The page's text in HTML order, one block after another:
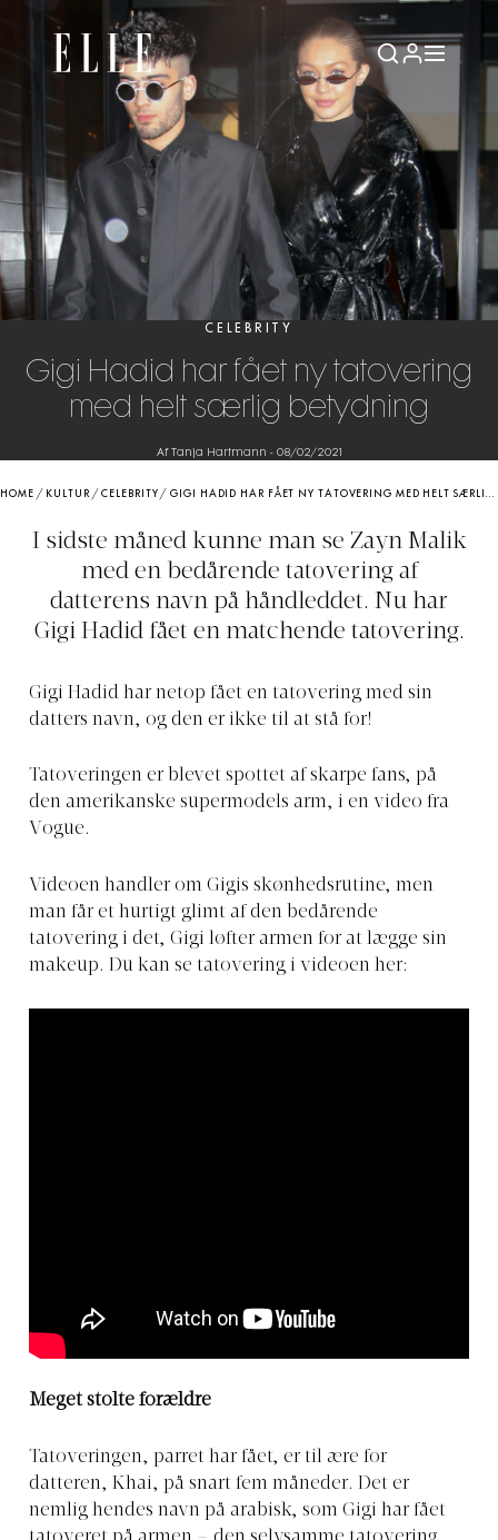
CELEBRITY
Gigi Hadid har fået ny tatovering
med helt særlig betydning
Af Tanja Hartmann - 08/02/2021
HOME / KULTUR /CELEBRITY /GIGI HADID HAR FÅET NY TATOVERING MED HELT SÆRLIG BETYDNING
I sidste måned kunne man se Zayn Malik
med en bedårende tatovering af
datterens navn på håndleddet. Nu har
Gigi Hadid fået en matchende tatovering.
Gigi Hadid har netop fået en tatovering med sin
datters navn, og den er ikke til at stå for!
Tatoveringen er blevet spottet af skarpe fans, på
den amerikanske supermodels arm, i en video fra
Vogue.
Videoen handler om Gigis skønhedsrutine, men
man får et hurtigt glimt af den bedårende
tatovering i det, Gigi løfter armen for at lægge sin
makeup. Du kan se tatovering i videoen her:
Meget stolte forældre
Tatoveringen, parret har fået, er til ære for
datteren, Khai, på snart fem måneder. Det er
nemlig hendes navn på arabisk, som Gigi har fået